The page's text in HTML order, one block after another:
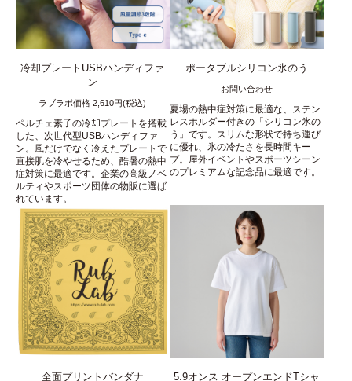
冷却プレートUSBハンディファ
ン
ラブラボ価格 2,610円(税込)
ペルチェ素子の冷却プレートを搭載
した、次世代型USBハンディファ
ン。風だけでなく冷えたプレートで
直接肌を冷やせるため、酷暑の熱中
症対策に最適です。企業の高級ノベ
ルティやスポーツ団体の物販に選ば
れています。
ポータブルシリコン氷のう
お問い合わせ
夏場の熱中症対策に最適な、ステン
レスホルダー付きの「シリコン氷の
う」です。スリムな形状で持ち運び
に優れ、氷の冷たさを長時間キー
プ。屋外イベントやスポーツシーン
のプレミアムな記念品に最適です。
全面プリントバンダナ 5.9オンス オープンエンドTシャ